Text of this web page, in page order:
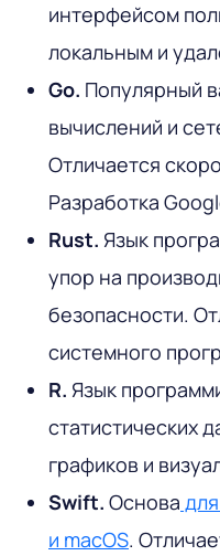
интерфейсом
локальным и
Go. Популярный
вычислений и
Отличается
Разработка
Rust. Язык
упор на
безопасности.
системного
R. Язык
статистических
графиков и
Swift. Основа
и macOS.